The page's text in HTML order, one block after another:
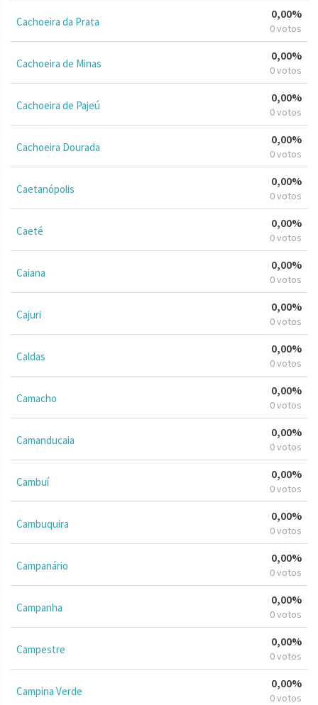
Cachoeira da Prata
0,00%
0 votos
Cachoeira de Minas
0,00%
0 votos
Cachoeira de Pajeú
0,00%
0 votos
Cachoeira Dourada
0,00%
0 votos
Caetanópolis
0,00%
0 votos
Caeté
0,00%
0 votos
Caiana
0,00%
0 votos
Cajuri
0,00%
0 votos
Caldas
0,00%
0 votos
Camacho
0,00%
0 votos
Camanducaia
0,00%
0 votos
Cambuí
0,00%
0 votos
Cambuquira
0,00%
0 votos
Campanário
0,00%
0 votos
Campanha
0,00%
0 votos
Campestre
0,00%
0 votos
Campina Verde
0,00%
0 votos